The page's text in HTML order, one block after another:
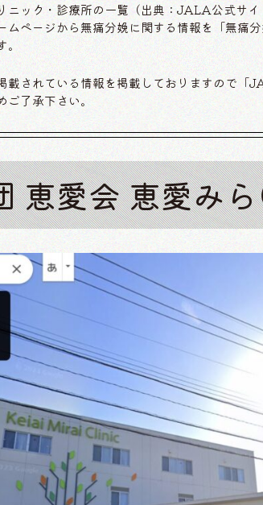
ニック・診療所の一覧（出典：JALA公式サイ
ムページから無痛分娩に関する情報を「無痛
されている情報を掲載しておりますので「
了承下さい。
恵愛会 恵愛み